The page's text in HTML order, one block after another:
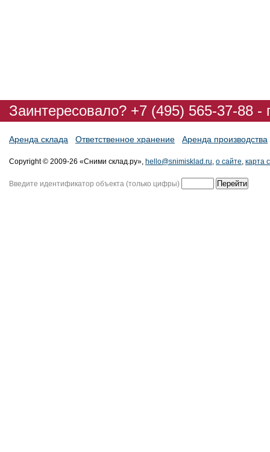
Заинтересовало? +7 (495) 565-37-88
Аренда склада Ответственное хранение Аренда производства
Copyright © 2009-26 «Сними склад.ру», hello@snimisklad.ru, о сайте, карта
Введите идентификатор объекта (только цифры)